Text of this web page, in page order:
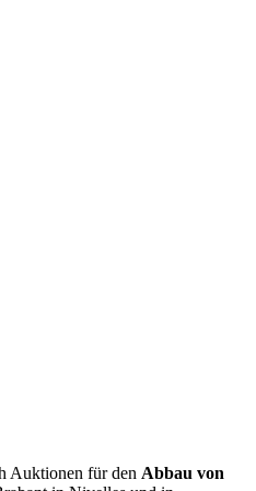
Auktionen für den Abbau von